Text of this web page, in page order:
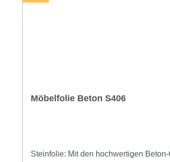
Möbelfolie Beton S406
Steinfolie: Mit den hochwertigen Beton-Optik Möbelfolien von Fa. Klinger können Sie Ihren Möbeln einen neuen Look verleihen und sich jeden Tag aufs Neue von deren